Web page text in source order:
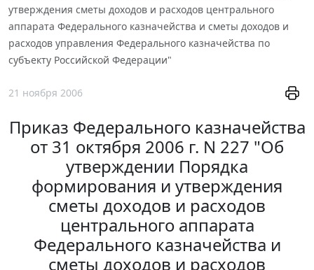
утверждения сметы доходов и расходов центрального
аппарата Федерального казначейства и сметы доходов и
расходов управления Федерального казначейства по
субъекту Российской Федерации"
21 ноября 2006
Приказ Федерального казначейства
от 31 октября 2006 г. N 227 "Об
утверждении Порядка
формирования и утверждения
сметы доходов и расходов
центрального аппарата
Федерального казначейства и
сметы доходов и расходов